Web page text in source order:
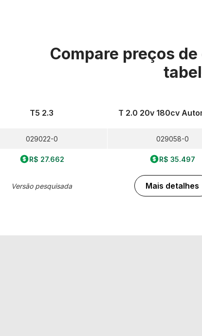
Compare preços
T5 2.3
029022-0
R$ 27.662
Versão pesquisada
T 2.0 20v 180cv
029058-0
R$ 35.497
Mais detalhes